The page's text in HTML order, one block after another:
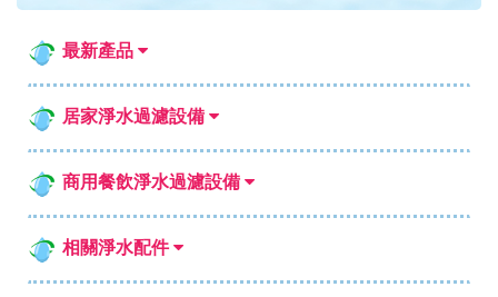
最新產品
居家淨水過濾設備
商用餐飲淨水過濾設備
相關淨水配件